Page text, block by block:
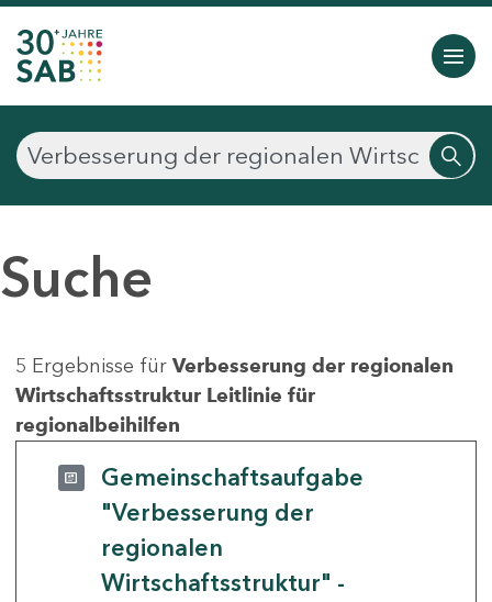
Suche
5 Ergebnisse für Verbesserung der regionalen
Wirtschaftsstruktur Leitlinie für
regionalbeihilfen
Gemeinschaftsaufgabe
"Verbesserung der
regionalen
Wirtschaftsstruktur" -